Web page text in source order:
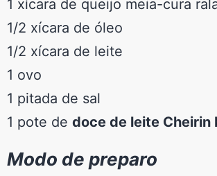
1 xícara de queijo meia-cura
1/2 xícara de óleo
1/2 xícara de leite
1 ovo
1 pitada de sal
1 pote de doce de leite Cheirin
Modo de preparo